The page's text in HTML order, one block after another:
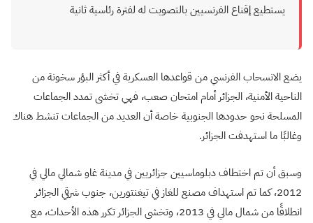
يستطيع إقناع الفرنسيين بالتصويت له لفترة رئاسية ثانية
يضع الانسحاب الفرنسي من قواعدها العسكرية في أكثر البؤر سخونة من
الناحية الأمنية، الجزائر أمام امتحان صعب، فهي تخشى تمدد الجماعات
المسلحة نحو حدودها الجنوبية خاصة أن العديد من الجماعات تنشط هناك
وغالبًا ما استهدفت الجزائر.
وسبق أن تم اختطاف دبلوماسيين جزائريين في مدينة غاو شمالي مالي في
2012، كما تم استهداف مصنع للغاز في تيغنتورين، جنوب شرقي الجزائر
انطلاقًا من شمال مالي في 2013، وتخشى الجزائر تكرر هذه الأحداث، مع